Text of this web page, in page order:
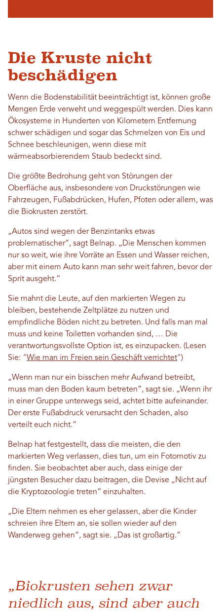
Die Kruste nicht
beschädigen
Wenn die Bodenstabilität beeinträchtigt ist, können große
Mengen Erde verweht und weggespült werden. Dies kann
Ökosysteme in Hunderten von Kilometern Entfernung
schwer schädigen und sogar das Schmelzen von Eis und
Schnee beschleunigen, wenn diese mit
wärmeabsorbierendem Staub bedeckt sind.
Die größte Bedrohung geht von Störungen der
Oberfläche aus, insbesondere von Druckstörungen wie
Fahrzeugen, Fußabdrücken, Hufen, Pfoten oder allem, was
die Biokrusten zerstört.
„Autos sind wegen der Benzintanks etwas
problematischer“, sagt Belnap. „Die Menschen kommen
nur so weit, wie ihre Vorräte an Essen und Wasser reichen,
aber mit einem Auto kann man sehr weit fahren, bevor der
Sprit ausgeht.“
Sie mahnt die Leute, auf den markierten Wegen zu
bleiben, bestehende Zeltplätze zu nutzen und
empfindliche Böden nicht zu betreten. Und falls man mal
muss und keine Toiletten vorhanden sind, … Die
verantwortungsvollste Option ist, es einzupacken. (Lesen
Sie: "Wie man im Freien sein Geschäft verrichtet")
„Wenn man nur ein bisschen mehr Aufwand betreibt,
muss man den Boden kaum betreten“, sagt sie. „Wenn ihr
in einer Gruppe unterwegs seid, achtet bitte aufeinander.
Der erste Fußabdruck verursacht den Schaden, also
verteilt euch nicht.“
Belnap hat festgestellt, dass die meisten, die den
markierten Weg verlassen, dies tun, um ein Fotomotiv zu
finden. Sie beobachtet aber auch, dass einige der
jüngsten Besucher dazu beitragen, die Devise „Nicht auf
die Kryptozoologie treten“ einzuhalten.
„Die Eltern nehmen es eher gelassen, aber die Kinder
schreien ihre Eltern an, sie sollen wieder auf den
Wanderweg gehen“, sagt sie. „Das ist großartig.“
„Biokrusten sehen zwar
niedlich aus, sind aber auch